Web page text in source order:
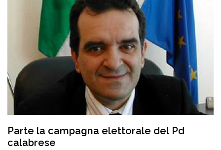
Parte la campagna elettorale del Pd
calabrese